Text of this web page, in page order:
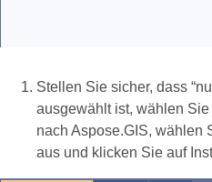
Stellen Sie sicher, dass
ausgewählt ist, wählen
nach Aspose.GIS, wählen
aus und klicken Sie auf